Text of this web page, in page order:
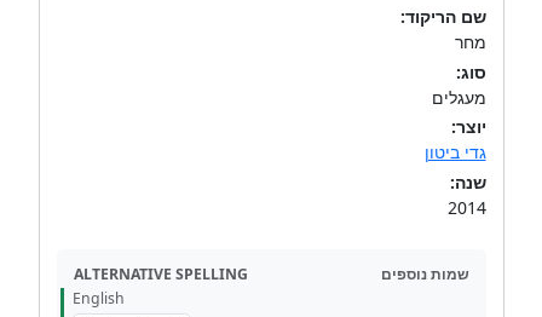
שם הריקוד:
מחר
סוג:
מעגלים
יוצר:
גדי ביטון
שנה:
2014
ALTERNATIVE SPELLING
שמות נוספים
English